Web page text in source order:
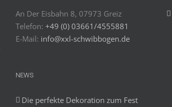
An Der Eisbahn 8, 07973 Greiz
Telefon: +49 (0) 03661/4555881
E-Mail: info@xxl-schwibbogen.de
NEWS
Die perfekte Dekoration zum Fest